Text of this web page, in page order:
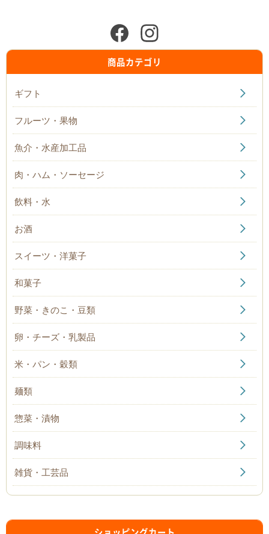
商品カテゴリ
ギフト
フルーツ・果物
魚介・水産加工品
肉・ハム・ソーセージ
飲料・水
お酒
スイーツ・洋菓子
和菓子
野菜・きのこ・豆類
卵・チーズ・乳製品
米・パン・穀類
麺類
惣菜・漬物
調味料
雑貨・工芸品